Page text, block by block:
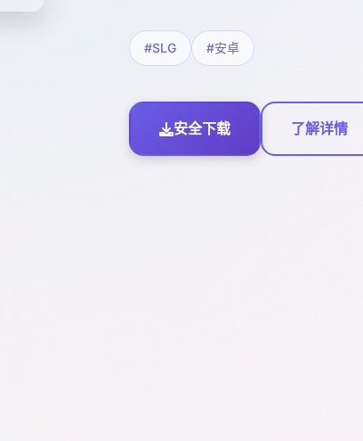
#SLG #安卓
安全下载 了解详情